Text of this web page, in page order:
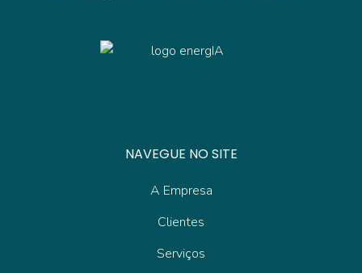
NAVEGUE NO SITE
A Empresa
Clientes
Serviços